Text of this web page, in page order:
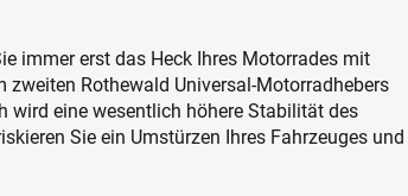
immer erst das Heck Ihres Motorrades mit
zweiten Rothewald Universal-Motorradhebers
wird eine wesentlich höhere Stabilität des
Sie ein Umstürzen Ihres Fahrzeuges und